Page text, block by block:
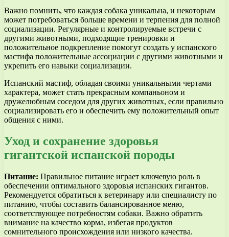
Важно помнить, что каждая собака уникальна, и некоторым
может потребоваться больше времени и терпения для полной
социализации. Регулярные и контролируемые встречи с
другими животными, подходящие тренировки и
положительное подкрепление помогут создать у испанского
мастифа положительные ассоциации с другими животными и
укрепить его навыки социализации.
Испанский мастиф, обладая своими уникальными чертами
характера, может стать прекрасным компаньоном и
дружелюбным соседом для других животных, если правильно
социализировать его и обеспечить ему положительный опыт
общения с ними.
Уход и сохранение здоровья
гигантской испанской породы
Питание: Правильное питание играет ключевую роль в
обеспечении оптимального здоровья испанских гигантов.
Рекомендуется обратиться к ветеринару или специалисту по
питанию, чтобы составить балансированное меню,
соответствующее потребностям собаки. Важно обратить
внимание на качество корма, избегая продуктов
сомнительного происхождения или низкого качества.